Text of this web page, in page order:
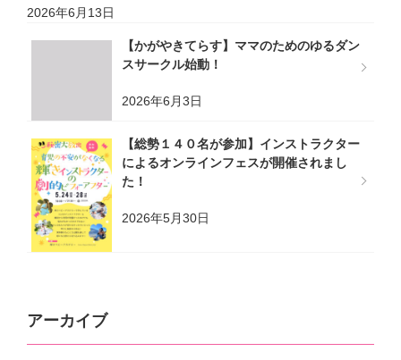
2026年6月13日
【かがやきてらす】ママのためのゆるダン
スサークル始動！
2026年6月3日
【総勢１４０名が参加】インストラクター
によるオンラインフェスが開催されまし
た！
2026年5月30日
アーカイブ